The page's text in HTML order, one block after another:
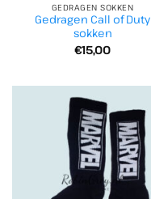
GEDRAGEN SOKKEN
Gedragen Call of Duty
sokken
€15,00